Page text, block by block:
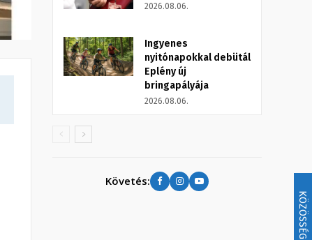
KÖZÖSSÉG
2026.08.06.
Ingyenes
nyitónapokkal debütál
Eplény új
bringapályája
2026.08.06.
Követés: